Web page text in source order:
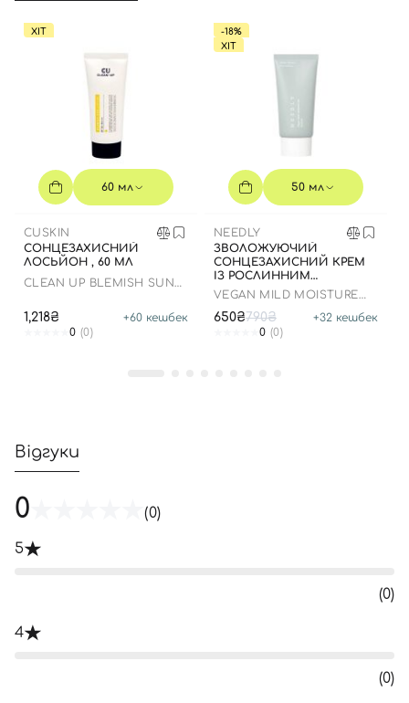
ХІТ
60 мл
CUSKIN
СОНЦЕЗАХИСНИЙ
ЛОСЬЙОН , 60 МЛ
CLEAN UP BLEMISH SUN
1,218₴ +60 кешбек
0 (0)
-18%
ХІТ
50 мл
NEEDLY
ЗВОЛОЖУЮЧИЙ
СОНЦЕЗАХИСНИЙ КРЕМ
ІЗ РОСЛИННИМ
СКВАЛАНОМ ДО 23.03.2027
VEGAN MILD MOISTURE
650₴790₴ +32 кешбек
0 (0)
Відгуки
0 (0)
5
(0)
4
(0)